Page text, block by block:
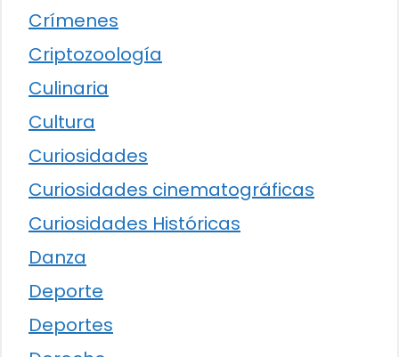
Crímenes
Criptozoología
Culinaria
Cultura
Curiosidades
Curiosidades cinematográficas
Curiosidades Históricas
Danza
Deporte
Deportes